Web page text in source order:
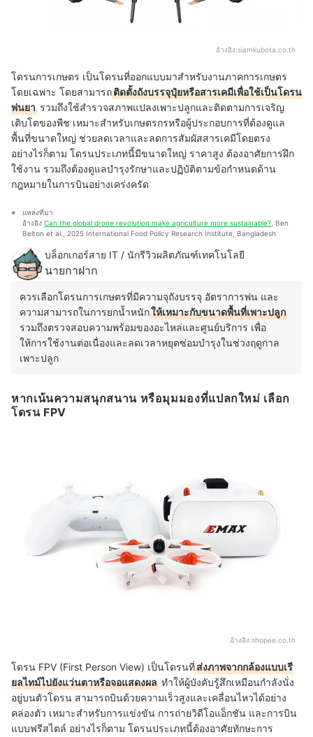
อ้างอิง:siamkubota.co.th
โดรนการเกษตร เป็นโดรนที่ออกแบบมาสำหรับงานภาคการเกษตร
โดยเฉพาะ โดยสามารถติดตั้งถังบรรจุปุ๋ยหรือสารเคมีเพื่อใช้เป็นโดรน
พ่นยา รวมถึงใช้สำรวจสภาพแปลงเพาะปลูกและติดตามการเจริญ
เติบโตของพืช เหมาะสำหรับเกษตรกรหรือผู้ประกอบการที่ต้องดูแล
พื้นที่ขนาดใหญ่ ช่วยลดเวลาและลดการสัมผัสสารเคมีโดยตรง
อย่างไรก็ตาม โดรนประเภทนี้มีขนาดใหญ่ ราคาสูง ต้องอาศัยการฝึก
ใช้งาน รวมถึงต้องดูแลบำรุงรักษาและปฏิบัติตามข้อกำหนดด้าน
กฎหมายในการบินอย่างเคร่งครัด
แหล่งที่มา
อ้างอิง Can the global drone revolution make agriculture more sustainable?, Ben
Belton et al., 2025 International Food Policy Research Institute, Bangladesh
บล็อกเกอร์สาย IT / นักรีวิวผลิตภัณฑ์เทคโนโลยี
นายกาฝาก
ควรเลือกโดรนการเกษตรที่มีความจุถังบรรจุ อัตราการพ่น และ
ความสามารถในการยกน้ำหนักให้เหมาะกับขนาดพื้นที่เพาะปลูก
รวมถึงตรวจสอบความพร้อมของอะไหล่และศูนย์บริการ เพื่อ
ให้การใช้งานต่อเนื่องและลดเวลาหยุดซ่อมบำรุงในช่วงฤดูกาล
เพาะปลูก
หากเน้นความสนุกสนาน หรือมุมมองที่แปลกใหม่ เลือก
โดรน FPV
อ้างอิง:shopee.co.th
โดรน FPV (First Person View) เป็นโดรนที่ส่งภาพจากกล้องแบบเรี
ยลไทม์ไปยังแว่นตาหรือจอแสดงผล ทำให้ผู้บังคับรู้สึกเหมือนกำลังนั่ง
อยู่บนตัวโดรน สามารถบินด้วยความเร็วสูงและเคลื่อนไหวได้อย่าง
คล่องตัว เหมาะสำหรับการแข่งขัน การถ่ายวิดีโอแอ็กชัน และการบิน
แบบฟรีสไตล์ อย่างไรก็ตาม โดรนประเภทนี้ต้องอาศัยทักษะการ